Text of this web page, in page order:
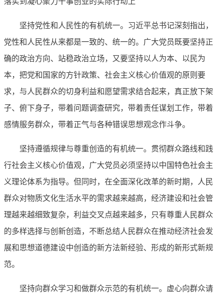
坚持党性和人民性的有机统一。习近平总书记深刻指出，
党性和人民性从来都是一致的、统一的。广大党员既要坚持正
确的政治方向、站稳政治立场，又要坚持以人为本、以民为
本，把党和国家的方针政策、社会主义核心价值观的原则要
求，与人民群众的切身利益和愿望需求结合起来，真正放下架
子、俯下身子，带着问题调查研究，带着责任谋划工作，带着
感情服务群众，带着正气与各种错误思想观念作斗争。
坚持遵循规律与尊重创造的有机统一。贯彻群众路线和践
行社会主义核心价值观，广大党员必须坚持以中国特色社会主
义理论体系为指导。但同时，在全面深化改革的新时期，人民
群众对物质文化生活水平的需求越来越高，经济建设和社会管
理越来越细致复杂，利益交叉点越来越多，只有尊重人民群众
的多样选择与创新创造，不断总结人民群众在推动经济社会发
展和思想道德建设中创造的新方法新经验、形成的新形式新规
范。
坚持向群众学习和做群众示范的有机统一。虚心向群众请